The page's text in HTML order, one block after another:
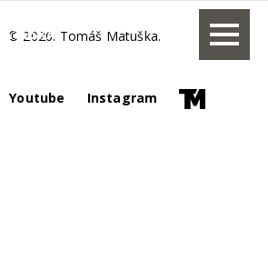
© 2026. Tomáš Matuška.
Youtube Instagram